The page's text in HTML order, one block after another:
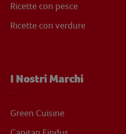
Ricette con pesce
Ricette con verdure
I Nostri Marchi
Green Cuisine